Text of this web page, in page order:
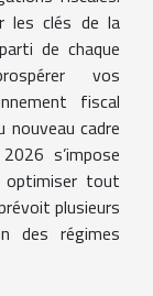
les clés de la
de chaque
vos
fiscal
nouveau cadre
s’impose
optimiser tout
plusieurs
des régimes